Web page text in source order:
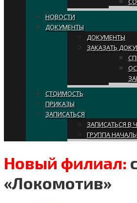
НОВОСТИ
ДОКУМЕНТЫ
ДОКУМЕНТЫ
ЗАКАЗАТЬ
СТОИМОСТЬ
ПРИКАЗЫ
ЗАПИСАТЬСЯ
ЗАПИСАТЬСЯ В
ГРУППА
Новый филиал:
«Локомотив»